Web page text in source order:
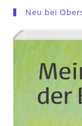
Neu bei